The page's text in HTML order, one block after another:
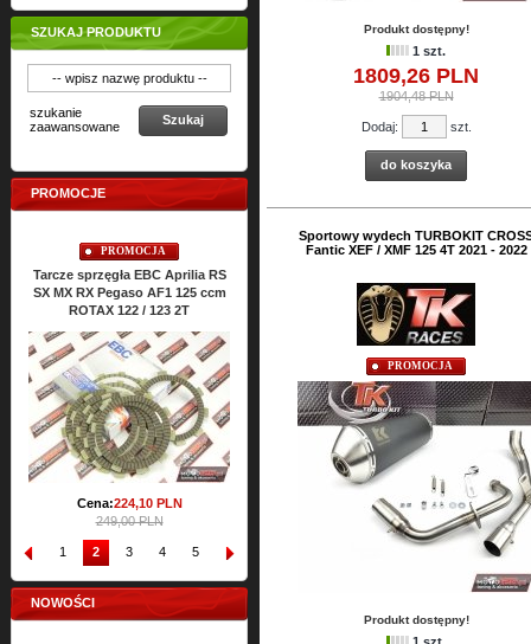
SZUKAJ PRODUKTU
szukanie
zaawansowane
Szukaj
PROMOCJE
PROMOCJA
sprzęgła EBC Aprilia RS
MX RX Pegaso AF1 125 ccm
ROTAX 122 / 123 2T
224,10PLN
249,00 PLN
PROMOCJA
Uszczelki cylindra TOP-END
ATHENA Aprilia RS SX MX RX
Classic 125 ccm ROTAX 122 2T
RS SX MX
1 2 3 4 5 6
NOWOŚCI
Produkt dostępny!
1 szt.
1809,26 PLN
1904,48 PLN
Dodaj: szt.
do koszyka
Sportowy wydech TURBOKIT
Fantic XEF / XMF 125 4T 2021 - 2022
PROMOCJA
Produkt dostępny!